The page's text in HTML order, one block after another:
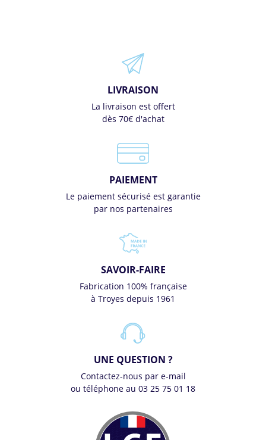
LIVRAISON
La livraison est offert
dès 70€ d'achat
PAIEMENT
Le paiement sécurisé est garantie
par nos partenaires
SAVOIR-FAIRE
Fabrication 100% française
à Troyes depuis 1961
UNE QUESTION ?
Contactez-nous par e-mail
ou téléphone au 03 25 75 01 18